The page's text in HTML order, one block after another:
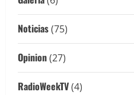
Noticias(75)
Opinion(27)
RadioWeekTV(4)